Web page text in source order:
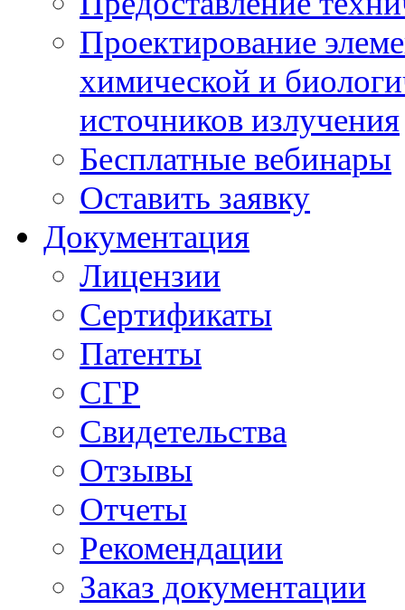
Проектирование
химической и
источников излучения
Бесплатные вебинары
Оставить заявку
Документация
Лицензии
Сертификаты
Патенты
СГР
Свидетельства
Отзывы
Отчеты
Рекомендации
Заказ документации